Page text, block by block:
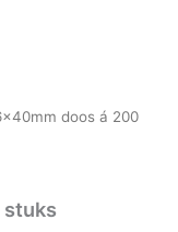
doos á 200
stuks